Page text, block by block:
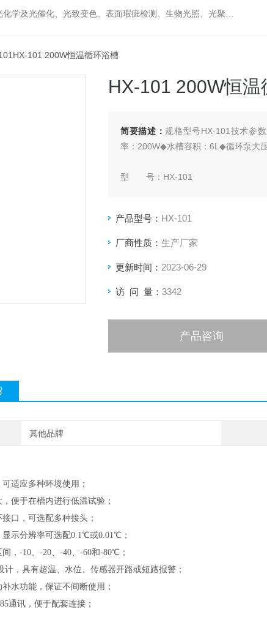
催化、光致变色、表面瑕疵检测、生物光照、光聚合等诸多领域。
101 200W恒温循环浴槽
HX-101 200W恒温
简要描述：规格型号HX-101技术
率：200W◆水槽容积：6L◆循环泵大
型 号：HX-101
产品型号： HX-101
厂商性质： 生产厂家
更新时间： 2023-06-29
访 问 量： 3342
产品咨询
其他品牌
，可适应多种环境使用；
便于在槽内进行低温试验；
口，可选配多种接头；
显示分辨率可选配0.1℃或0.01℃；
，-10、-20、-40、-60和-80℃；
计，具有超温、水位、传感器开路或短路报警；
水功能，保证不间断使用；
通讯，便于配套连接；